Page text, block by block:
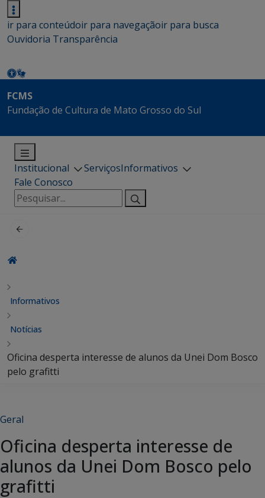
ir para conteúdoir para navegaçãoir para busca
Ouvidoria Transparência
FCMS
Fundação de Cultura de Mato Grosso do Sul
Institucional ServiçosInformativos
Fale Conosco
Pesquisar
por:
Informativos
Notícias
Oficina desperta interesse de alunos da Unei Dom Bosco
pelo grafitti
Geral
Oficina desperta interesse de
alunos da Unei Dom Bosco pelo
grafitti